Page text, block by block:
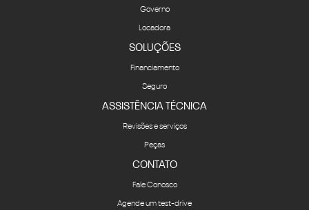
Governo
Locadora
SOLUÇÕES
Financiamento
Seguro
ASSISTÊNCIA TÉCNICA
Revisões e serviços
Peças
CONTATO
Fale Conosco
Agende um test-drive